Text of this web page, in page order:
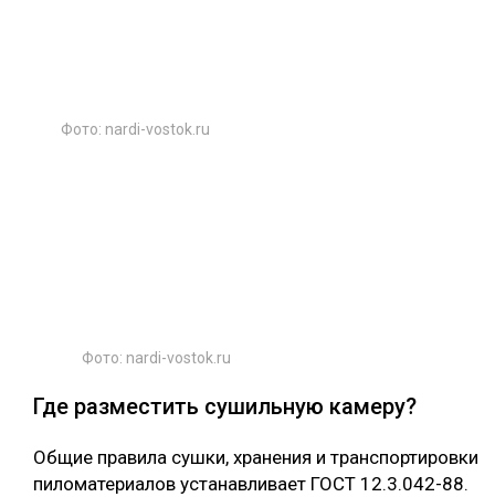
Фото: nardi-vostok.ru
Фото: nardi-vostok.ru
Где разместить сушильную камеру?
Общие правила сушки, хранения и транспортировки
пиломатериалов устанавливает ГОСТ 12.3.042-88.